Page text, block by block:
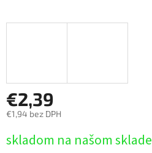
€2,39
€1,94 bez DPH
cena:
skladom na našom sklade